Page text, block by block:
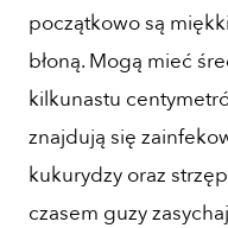
początkowo są
błoną. Mogą mieć
kilkunastu
znajdują się
kukurydzy oraz
czasem guzy